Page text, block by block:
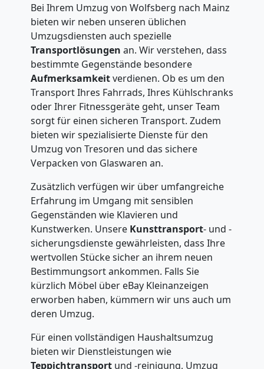
Bei Ihrem Umzug von Wolfsberg nach Mainz
bieten wir neben unseren üblichen
Umzugsdiensten auch spezielle
Transportlösungen an. Wir verstehen, dass
bestimmte Gegenstände besondere
Aufmerksamkeitverdienen. Ob es um den
Transport Ihres Fahrrads, Ihres Kühlschranks
oder Ihrer Fitnessgeräte geht, unser Team
sorgt für einen sicheren Transport. Zudem
bieten wir spezialisierte Dienste für den
Umzug von Tresoren und das sichere
Verpacken von Glaswaren an.
Zusätzlich verfügen wir über umfangreiche
Erfahrung im Umgang mit sensiblen
Gegenständen wie Klavieren und
Kunstwerken. Unsere Kunsttransport- und -
sicherungsdienste gewährleisten, dass Ihre
wertvollen Stücke sicher an ihrem neuen
Bestimmungsort ankommen. Falls Sie
kürzlich Möbel über eBay Kleinanzeigen
erworben haben, kümmern wir uns auch um
deren Umzug.
Für einen vollständigen Haushaltsumzug
bieten wir Dienstleistungen wie
Teppichtransport und -reinigung, Umzug